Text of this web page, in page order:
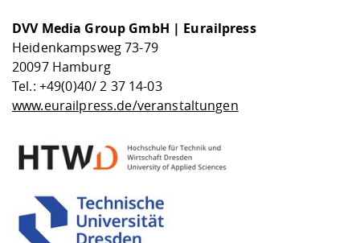
DVV Media Group GmbH | Eurailpress
Heidenkampsweg 73-79
20097 Hamburg
Tel.: +49(0)40/ 2 37 14-03
www.eurailpress.de/veranstaltungen